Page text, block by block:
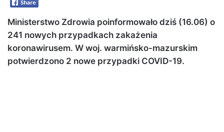
Ministerstwo Zdrowia poinformowało dziś (16.06) o
241 nowych przypadkach zakażenia
koronawirusem. W woj. warmińsko-mazurskim
potwierdzono 2 nowe przypadki COVID-19.